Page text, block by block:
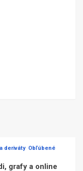
deriváty Obľúbené
grafy a online